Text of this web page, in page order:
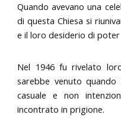
Quando avevano una
di questa Chiesa si
e il loro desiderio di
Nel 1946 fu rivelato
sarebbe venuto
casuale e non
incontrato in prigione.